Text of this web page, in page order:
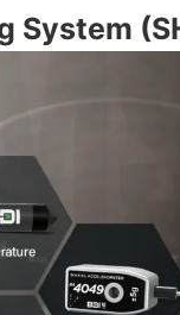
System